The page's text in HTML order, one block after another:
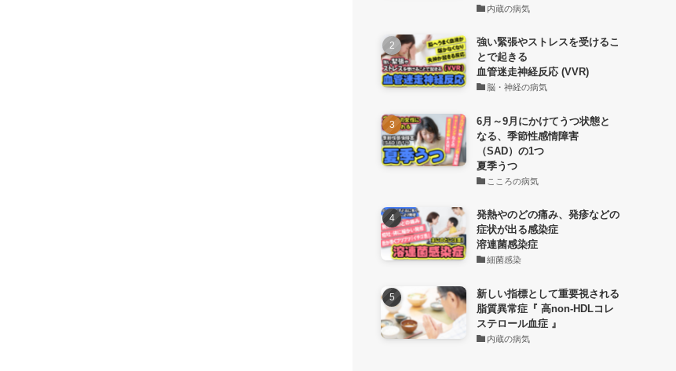
内蔵の病気
強い緊張やストレスを受けるこ
とで起きる
血管迷走神経反応 (VVR)
脳・神経の病気
6月～9月にかけてうつ状態と
なる、季節性感情障害
（SAD）の1つ
夏季うつ
こころの病気
発熱やのどの痛み、発疹などの
症状が出る感染症
溶連菌感染症
細菌感染
新しい指標として重要視される
脂質異常症『 高non-HDLコレ
ステロール血症 』
内蔵の病気